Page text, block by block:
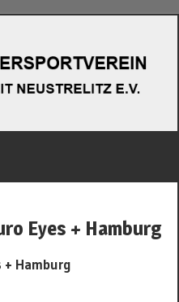
Eyes + Hamburg
+ Hamburg